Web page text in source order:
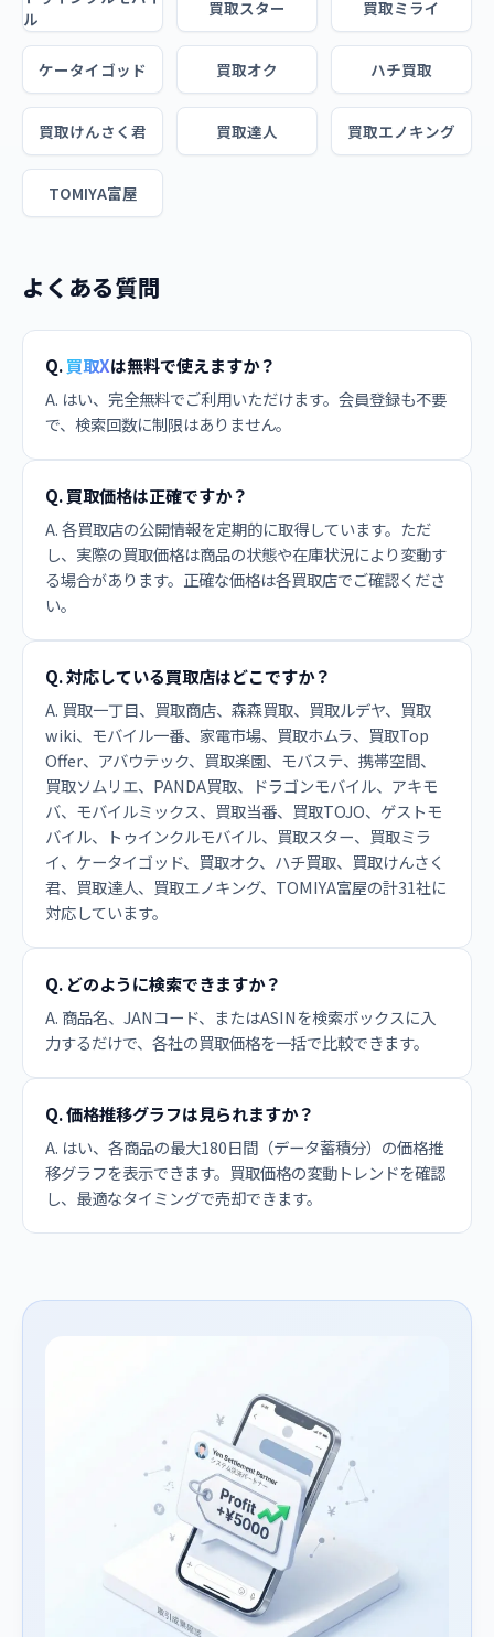
ル
買取スター 買取ミライ
ケータイゴッド 買取オク ハチ買取
買取けんさく君 買取達人 買取エノキング
TOMIYA富屋
よくある質問
Q.買取Xは無料で使えますか？
A. はい、完全無料でご利用いただけます。会員登録も不要
で、検索回数に制限はありません。
Q. 買取価格は正確ですか？
A. 各買取店の公開情報を定期的に取得しています。ただ
し、実際の買取価格は商品の状態や在庫状況により変動す
る場合があります。正確な価格は各買取店でご確認くださ
い。
Q. 対応している買取店はどこですか？
A. 買取一丁目、買取商店、森森買取、買取ルデヤ、買取
wiki、モバイル一番、家電市場、買取ホムラ、買取Top
Offer、アバウテック、買取楽園、モバステ、携帯空間、
買取ソムリエ、PANDA買取、ドラゴンモバイル、アキモ
バ、モバイルミックス、買取当番、買取TOJO、ゲストモ
バイル、トゥインクルモバイル、買取スター、買取ミラ
イ、ケータイゴッド、買取オク、ハチ買取、買取けんさく
君、買取達人、買取エノキング、TOMIYA富屋の計31社に
対応しています。
Q. どのように検索できますか？
A. 商品名、JANコード、またはASINを検索ボックスに入
力するだけで、各社の買取価格を一括で比較できます。
Q. 価格推移グラフは見られますか？
A. はい、各商品の最大180日間（データ蓄積分）の価格推
移グラフを表示できます。買取価格の変動トレンドを確認
し、最適なタイミングで売却できます。